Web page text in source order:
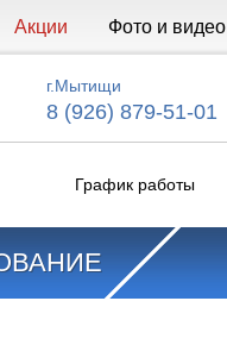
Акции Фото и видео
г.Мытищи
8 (926) 879-51-01
График работы